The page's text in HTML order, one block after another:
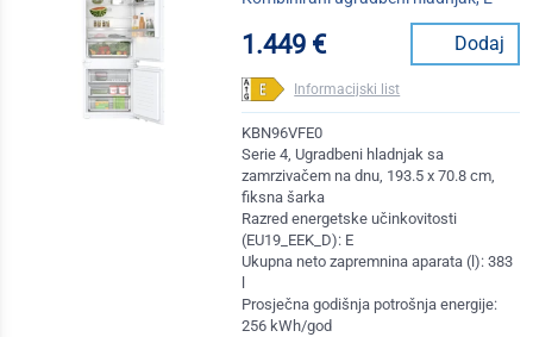
1.449 € Dodaj
Informacijski list
KBN96VFE0
Serie 4, Ugradbeni hladnjak sa
zamrzivačem na dnu, 193.5 x 70.8 cm,
fiksna šarka
Razred energetske učinkovitosti
(EU19_EEK_D): E
Ukupna neto zapremnina aparata (l): 383
Prosječna godišnja potrošnja energije:
256 kWh/god